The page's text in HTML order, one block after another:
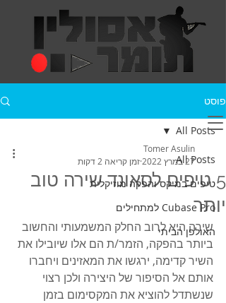
פוסט
All Posts
טיפים במיקס והפקה מוזיקלית
Cubase Pro למתחילים
האולפן הביתי
All Posts
5 טיפים לסאונד שירה טוב
יותר
Tomer Asulin
27 במרץ 2022
זמן קריאה 2 דקות
שירה היא לרוב החלק המשמעותי והחשוב
ביותר בהפקה, הזמר/ת הם אלו שיובילו את
השיר קדימה, ירגשו את המאזינים ויחברו
אותם אל הסיפור של היצירה ולכן רצוי
שנשתדל להוציא את המקסימום בזמן